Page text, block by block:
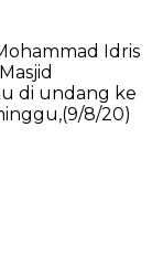
Idris
di undang ke
8/20)